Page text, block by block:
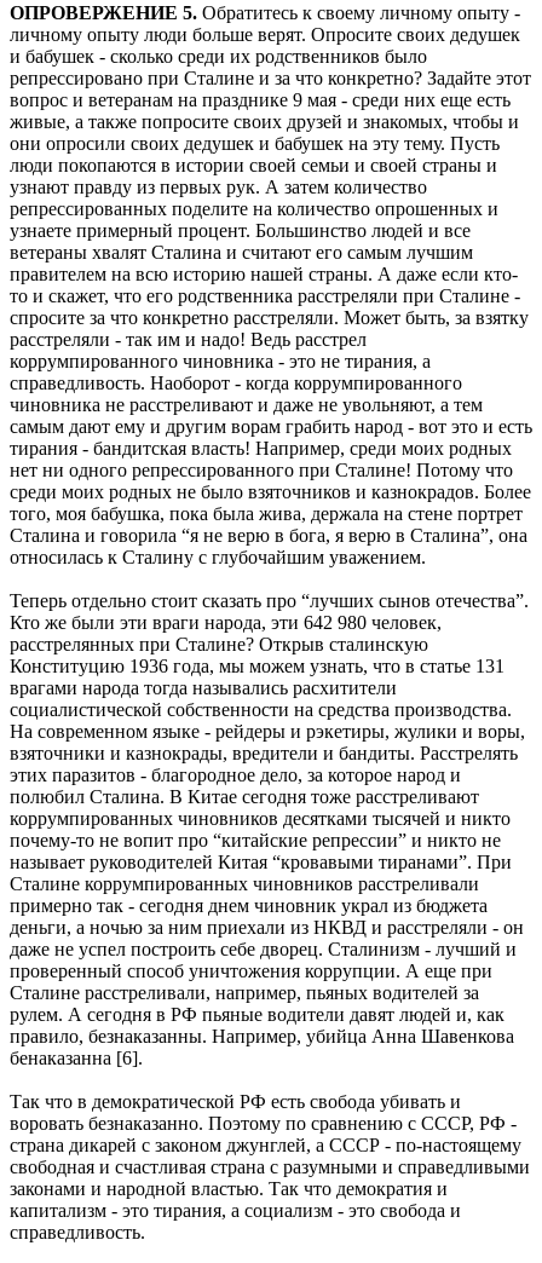
ОПРОВЕРЖЕНИЕ 5. Обратитесь к своему личному опыту -
личному опыту люди больше верят. Опросите своих дедушек
и бабушек - сколько среди их родственников было
репрессировано при Сталине и за что конкретно? Задайте этот
вопрос и ветеранам на празднике 9 мая - среди них еще есть
живые, а также попросите своих друзей и знакомых, чтобы и
они опросили своих дедушек и бабушек на эту тему. Пусть
люди покопаются в истории своей семьи и своей страны и
узнают правду из первых рук. А затем количество
репрессированных поделите на количество опрошенных и
узнаете примерный процент. Большинство людей и все
ветераны хвалят Сталина и считают его самым лучшим
правителем на всю историю нашей страны. А даже если кто-
то и скажет, что его родственника расстреляли при Сталине -
спросите за что конкретно расстреляли. Может быть, за взятку
расстреляли - так им и надо! Ведь расстрел
коррумпированного чиновника - это не тирания, а
справедливость. Наоборот - когда коррумпированного
чиновника не расстреливают и даже не увольняют, а тем
самым дают ему и другим ворам грабить народ - вот это и есть
тирания - бандитская власть! Например, среди моих родных
нет ни одного репрессированного при Сталине! Потому что
среди моих родных не было взяточников и казнокрадов. Более
того, моя бабушка, пока была жива, держала на стене портрет
Сталина и говорила “я не верю в бога, я верю в Сталина”, она
относилась к Сталину с глубочайшим уважением.
Теперь отдельно стоит сказать про “лучших сынов отечества”.
Кто же были эти враги народа, эти 642 980 человек,
расстрелянных при Сталине? Открыв сталинскую
Конституцию 1936 года, мы можем узнать, что в статье 131
врагами народа тогда назывались расхитители
социалистической собственности на средства производства.
На современном языке - рейдеры и рэкетиры, жулики и воры,
взяточники и казнокрады, вредители и бандиты. Расстрелять
этих паразитов - благородное дело, за которое народ и
полюбил Сталина. В Китае сегодня тоже расстреливают
коррумпированных чиновников десятками тысячей и никто
почему-то не вопит про “китайские репрессии” и никто не
называет руководителей Китая “кровавыми тиранами”. При
Сталине коррумпированных чиновников расстреливали
примерно так - сегодня днем чиновник украл из бюджета
деньги, а ночью за ним приехали из НКВД и расстреляли - он
даже не успел построить себе дворец. Сталинизм - лучший и
проверенный способ уничтожения коррупции. А еще при
Сталине расстреливали, например, пьяных водителей за
рулем. А сегодня в РФ пьяные водители давят людей и, как
правило, безнаказанны. Например, убийца Анна Шавенкова
бенаказанна [6].
Так что в демократической РФ есть свобода убивать и
воровать безнаказанно. Поэтому по сравнению с СССР, РФ -
страна дикарей с законом джунглей, а СССР - по-настоящему
свободная и счастливая страна с разумными и справедливыми
законами и народной властью. Так что демократия и
капитализм - это тирания, а социализм - это свобода и
справедливость.